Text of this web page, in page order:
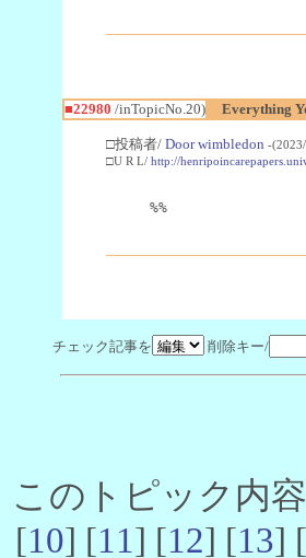
■22980 /inTopicNo.20) Everything
□投稿者/ Door wimbledon -
□U R L/ http://
%%
チェック記事を 削除キー/
このトピック内
[10] [11] [12] [13] [